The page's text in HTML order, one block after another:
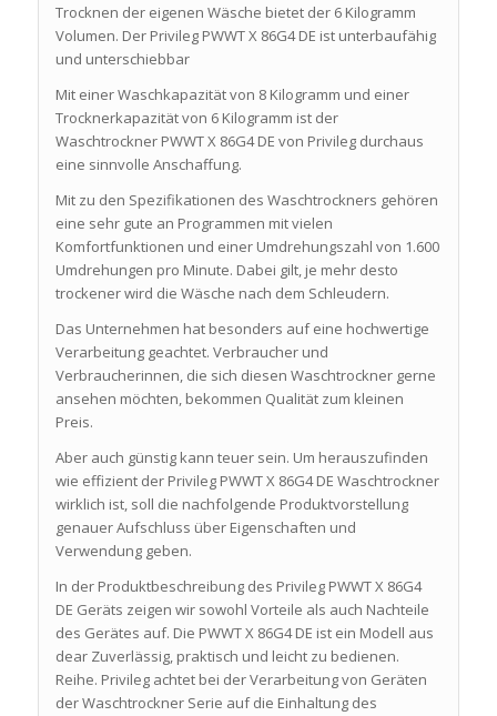
Trocknen der eigenen Wäsche bietet der 6 Kilogramm
Volumen. Der Privileg PWWT X 86G4 DE ist unterbaufähig
und unterschiebbar
Mit einer Waschkapazität von 8 Kilogramm und einer
Trocknerkapazität von 6 Kilogramm ist der
Waschtrockner PWWT X 86G4 DE von Privileg durchaus
eine sinnvolle Anschaffung.
Mit zu den Spezifikationen des Waschtrockners gehören
eine sehr gute an Programmen mit vielen
Komfortfunktionen und einer Umdrehungszahl von 1.600
Umdrehungen pro Minute. Dabei gilt, je mehr desto
trockener wird die Wäsche nach dem Schleudern.
Das Unternehmen hat besonders auf eine hochwertige
Verarbeitung geachtet. Verbraucher und
Verbraucherinnen, die sich diesen Waschtrockner gerne
ansehen möchten, bekommen Qualität zum kleinen
Preis.
Aber auch günstig kann teuer sein. Um herauszufinden
wie effizient der Privileg PWWT X 86G4 DE Waschtrockner
wirklich ist, soll die nachfolgende Produktvorstellung
genauer Aufschluss über Eigenschaften und
Verwendung geben.
In der Produktbeschreibung des Privileg PWWT X 86G4
DE Geräts zeigen wir sowohl Vorteile als auch Nachteile
des Gerätes auf. Die PWWT X 86G4 DE ist ein Modell aus
dear Zuverlässig, praktisch und leicht zu bedienen.
Reihe. Privileg achtet bei der Verarbeitung von Geräten
der Waschtrockner Serie auf die Einhaltung des